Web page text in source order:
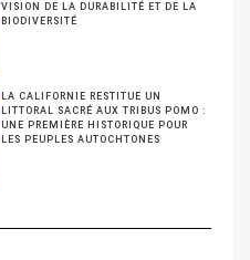
VISION DE LA DURABILITÉ ET DE LA
BIODIVERSITÉ
LA CALIFORNIE RESTITUE UN
LITTORAL SACRÉ AUX TRIBUS POMO :
UNE PREMIÈRE HISTORIQUE POUR
LES PEUPLES AUTOCHTONES